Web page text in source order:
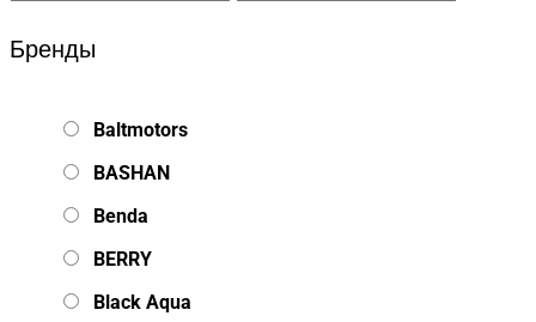
Бренды
Baltmotors
BASHAN
Benda
BERRY
Black Aqua